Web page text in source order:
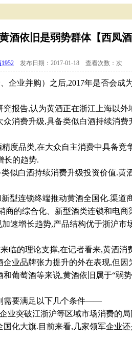
酒依旧是弱势群体【西凤酒
发布日期：2017-01-18 查看次数： 次
业并购）之后,2017年是否会成
告,认为黄酒正在浙江上海以外
消费升级,具备类似白酒持续消
品类,在大众自主消费中具备竞
长的趋势.
白酒持续消费升级投资价值.黄
连锁终端推动黄酒全国化.渠道
商的综合化、新型酒类连锁和电商
速增长趋势,产品结构优于浙沪市
的理论支撑,在记者看来,黄酒消
业品牌张力提升的外在表现,但因
葡萄酒等来说,黄酒依旧属于“弱
要满足以下几个条件——
突破江浙沪等区域市场消费的局
化大旗.目前来看,几家领军企业